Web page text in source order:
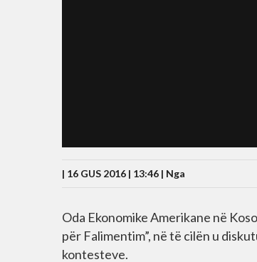
| 16 GUS 2016 | 13:46 | Nga
Oda Ekonomike Amerikane në
për Falimentim”, në të cilën u
kontesteve.